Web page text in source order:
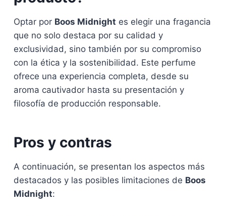
Optar por Boos Midnight es elegir una fragancia
que no solo destaca por su calidad y
exclusividad, sino también por su compromiso
con la ética y la sostenibilidad. Este perfume
ofrece una experiencia completa, desde su
aroma cautivador hasta su presentación y
filosofía de producción responsable.
Pros y contras
A continuación, se presentan los aspectos más
destacados y las posibles limitaciones de Boos
Midnight: